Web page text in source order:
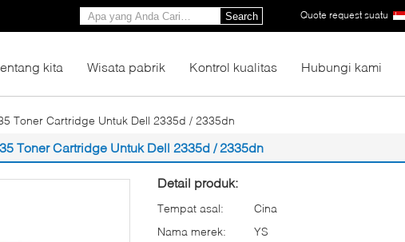
Quote request suatu |
Search
kita Wisata pabrik Kontrol kualitas Hubungi kami
Toner Cartridge Untuk Dell 2335d / 2335dn
Toner Cartridge Untuk Dell 2335d / 2335dn
Detail produk:
Tempat asal:
Cina
Nama merek:
YS